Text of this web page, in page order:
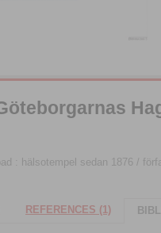
: hälsotempel sedan 1876 /
REFERENCES (1)